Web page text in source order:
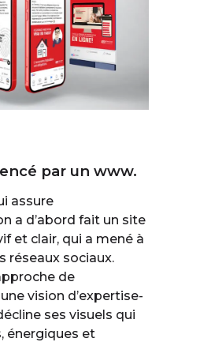
par un www.
assure
a d’abord fait un site
et clair, qui a mené à
réseaux sociaux.
de
vision d’expertise-
ses visuels qui
énergiques et